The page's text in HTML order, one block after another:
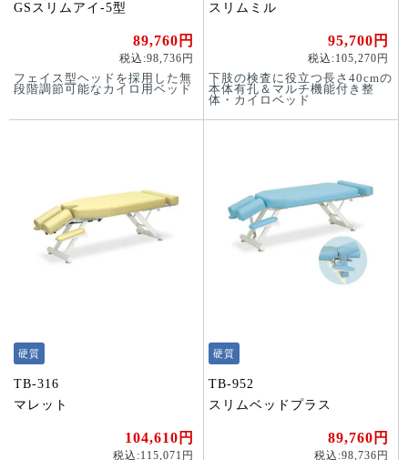
GSスリムアイ-5型
89,760円
税込:98,736円
フェイス型ヘッドを採用した無
段階調節可能なカイロ用ベッド
スリムミル
95,700円
税込:105,270円
下肢の検査に役立つ長さ40cmの
本体有孔＆マルチ機能付き整
体・カイロベッド
硬質
TB-316
マレット
104,610円
税込:115,071円
硬質
TB-952
スリムベッドプラス
89,760円
税込:98,736円